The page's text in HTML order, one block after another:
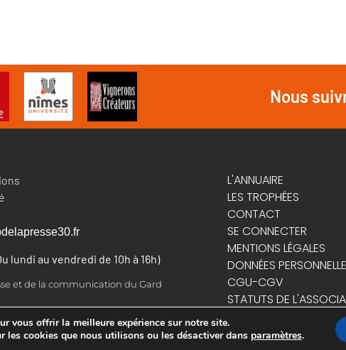
Nous
lundi au vendredi de 10h à 16h)
et de la communication du Gard
L'ANNUAIRE
LES TROPHÉES
CONTACT
SE CONNECTER
MENTIONS LÉGALES
DONNÉES
CGU-CGV
STATUTS DE
vous offrir la meilleure expérience sur notre site.
les cookies que nous utilisons ou les désactiver dans paramètres.